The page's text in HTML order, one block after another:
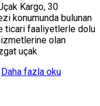
Kargo, 30
konumunda bulunan
ticari faaliyetlerle dolu
olan
uçak
Daha fazla oku